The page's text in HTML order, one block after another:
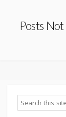
Posts
Search